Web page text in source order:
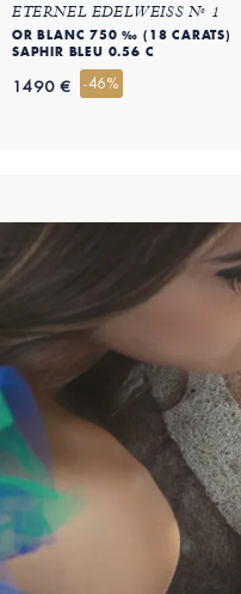
ETERNEL EDELWEISS Nº 1
OR BLANC 750 ‰ (18 CARATS)
SAPHIR BLEU 0.56 C
1490 € -46%